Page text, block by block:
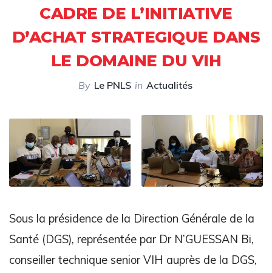
CADRE DE L’INITIATIVE
D’ACHAT STRATEGIQUE DANS
LE DOMAINE DU VIH
By Le PNLS in Actualités
Sous la présidence de la Direction Générale de la
Santé (DGS), représentée par Dr N’GUESSAN Bi,
conseiller technique senior VIH auprès de la DGS,